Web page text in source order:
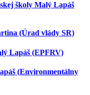
školy Malý Lapáš
(Úrad vlády SR)
Lapáš (EPFRV)
(Environmentálny